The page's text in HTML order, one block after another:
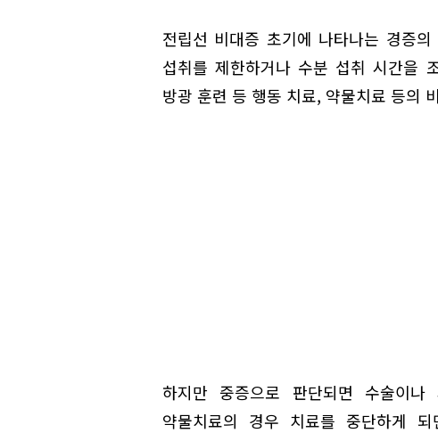
전립선 비대증 초기에 나타나는 경증
섭취를 제한하거나 수분 섭취 시간을
방광 훈련 등 행동 치료, 약물치료 등의
하지만 중증으로 판단되면 수술이
약물치료의 경우 치료를 중단하게